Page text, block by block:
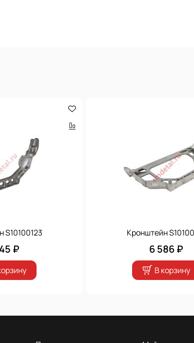
S10100123
₽
Кронштейн
6 586 ₽
В корзину